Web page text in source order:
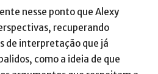
nesse ponto que Alexy
recuperando
de interpretação que já
como a ideia de que